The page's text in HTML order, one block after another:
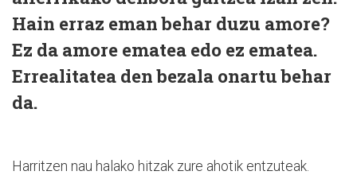
Hain erraz eman behar duzu amore?
Ez da amore ematea edo ez ematea.
Errealitatea den bezala onartu behar
da.
Harritzen nau halako hitzak zure ahotik entzuteak.